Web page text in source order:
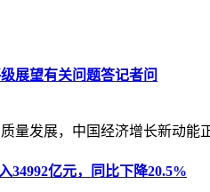
展望有关问题答记者问
量发展，中国经济增长新动能
34992亿元，同比下降20.5%